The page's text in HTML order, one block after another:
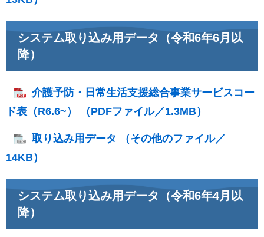
システム取り込み用データ（令和6年6月以
降）
介護予防・日常生活支援総合事業サービスコー
ド表（R6.6~） （PDFファイル／1.3MB）
取り込み用データ （その他のファイル／
14KB）
システム取り込み用データ（令和6年4月以
降）